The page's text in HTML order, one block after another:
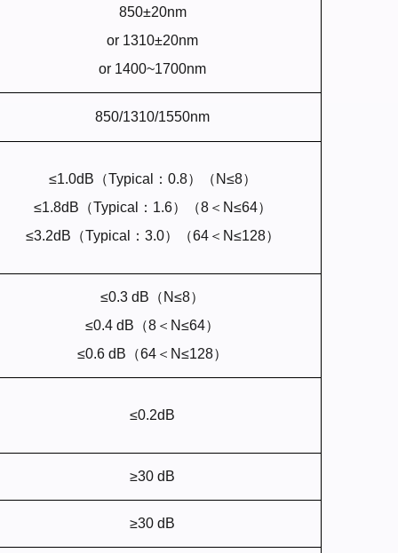
850±20nm
or 1310±20nm
or 1400~1700nm
850/1310/1550nm
≤1.0dB（Typical：0.8）（N≤8）
≤1.8dB（Typical：1.6）（8＜N≤64）
≤3.2dB（Typical：3.0）（64＜N≤128）
≤0.3 dB（N≤8）
≤0.4 dB（8＜N≤64）
≤0.6 dB（64＜N≤128）
≤0.2dB
≥30 dB
≥30 dB